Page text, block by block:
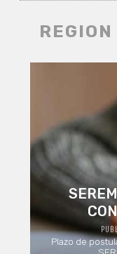
REGION
Plazo de